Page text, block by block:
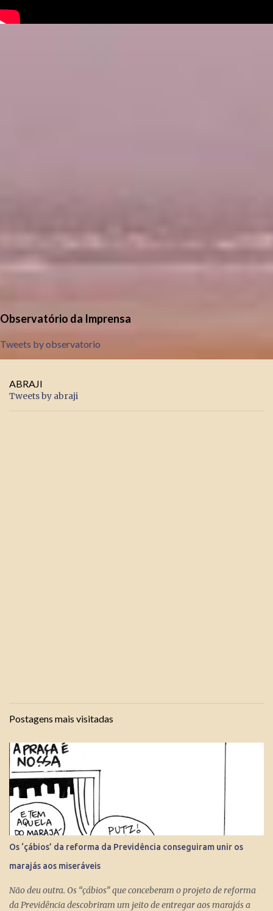
Observatório da Imprensa
Tweets by observatorio
ABRAJI
Tweets by abraji
Postagens mais visitadas
Os ‘çábios’ da reforma da Previdência conseguiram unir os
marajás aos miseráveis
Não deu outra. Os “çábios” que conceberam o projeto de reforma
da Previdência descobriram um jeito de entregar aos marajás a